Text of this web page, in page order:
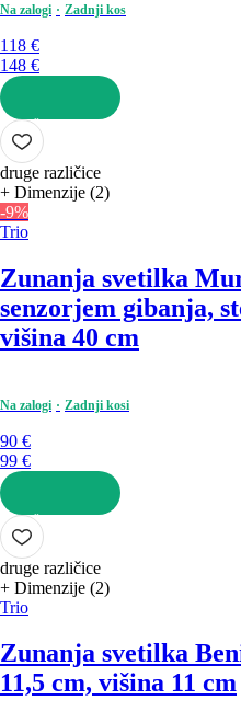
Na zalogi Zadnji kos
118 €
148 €
V KOŠARICO
druge različice
+ Dimenzije (2)
-9%
Trio
Zunanja svetilka
senzorjem gibanja,
višina 40 cm
Na zalogi Zadnji kosi
90 €
99 €
V KOŠARICO
druge različice
+ Dimenzije (2)
Trio
Zunanja svetilka
11,5 cm, višina 11 cm